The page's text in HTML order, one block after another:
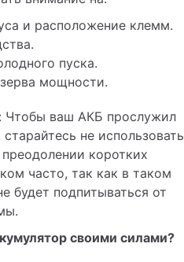
и расположение клемм.
пуска.
мощности.
Чтобы ваш АКБ прослужил
не использовать
коротких
часто, так как в таком
будет подпитываться от
своими силами?